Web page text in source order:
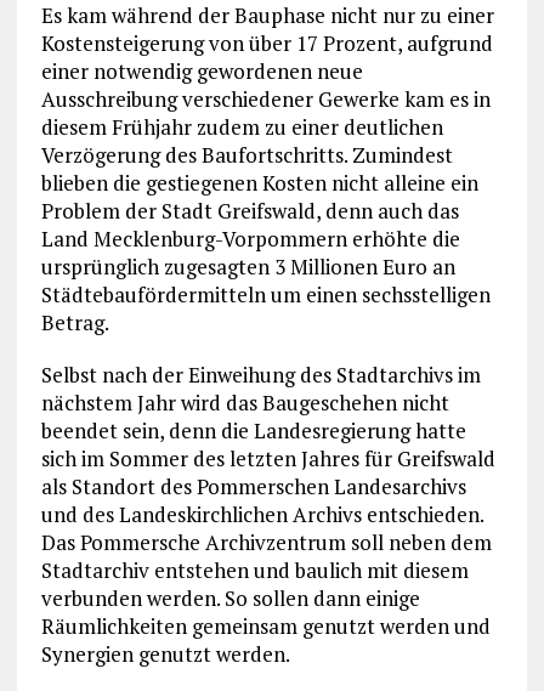
Es kam während der Bauphase nicht nur zu einer
Kostensteigerung von über 17 Prozent, aufgrund
einer notwendig gewordenen neue
Ausschreibung verschiedener Gewerke kam es in
diesem Frühjahr zudem zu einer deutlichen
Verzögerung des Baufortschritts. Zumindest
blieben die gestiegenen Kosten nicht alleine ein
Problem der Stadt Greifswald, denn auch das
Land Mecklenburg-Vorpommern erhöhte die
ursprünglich zugesagten 3 Millionen Euro an
Städtebaufördermitteln um einen sechsstelligen
Betrag.
Selbst nach der Einweihung des Stadtarchivs im
nächstem Jahr wird das Baugeschehen nicht
beendet sein, denn die Landesregierung hatte
sich im Sommer des letzten Jahres für Greifswald
als Standort des Pommerschen Landesarchivs
und des Landeskirchlichen Archivs entschieden.
Das Pommersche Archivzentrum soll neben dem
Stadtarchiv entstehen und baulich mit diesem
verbunden werden. So sollen dann einige
Räumlichkeiten gemeinsam genutzt werden und
Synergien genutzt werden.